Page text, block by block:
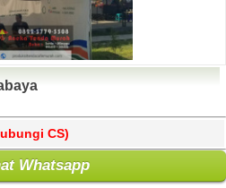
CS)
Whatsapp